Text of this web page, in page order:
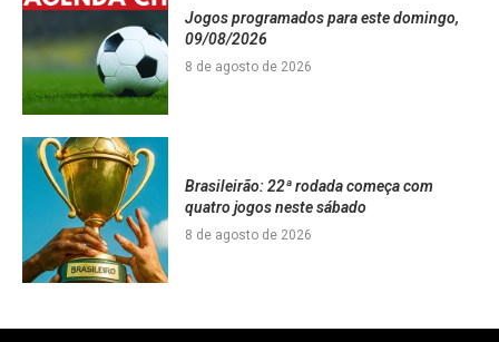
Jogos programados para este domingo,
09/08/2026
8 de agosto de 2026
Brasileirão: 22ª rodada começa com
quatro jogos neste sábado
8 de agosto de 2026